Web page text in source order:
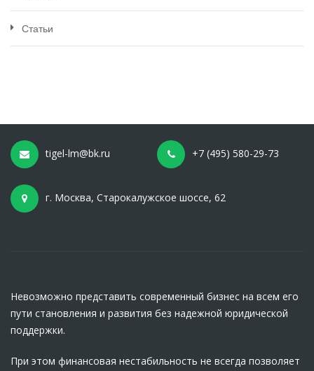
Статьи
tigel-lm@bk.ru +7 (495) 580-29-73
г. Москва, Старокалужское шоссе, 62
Невозможно представить современный бизнес на всем его
пути становления и развития без надежной юридической
поддержки.
При этом финансовая нестабильность не всегда позволяет